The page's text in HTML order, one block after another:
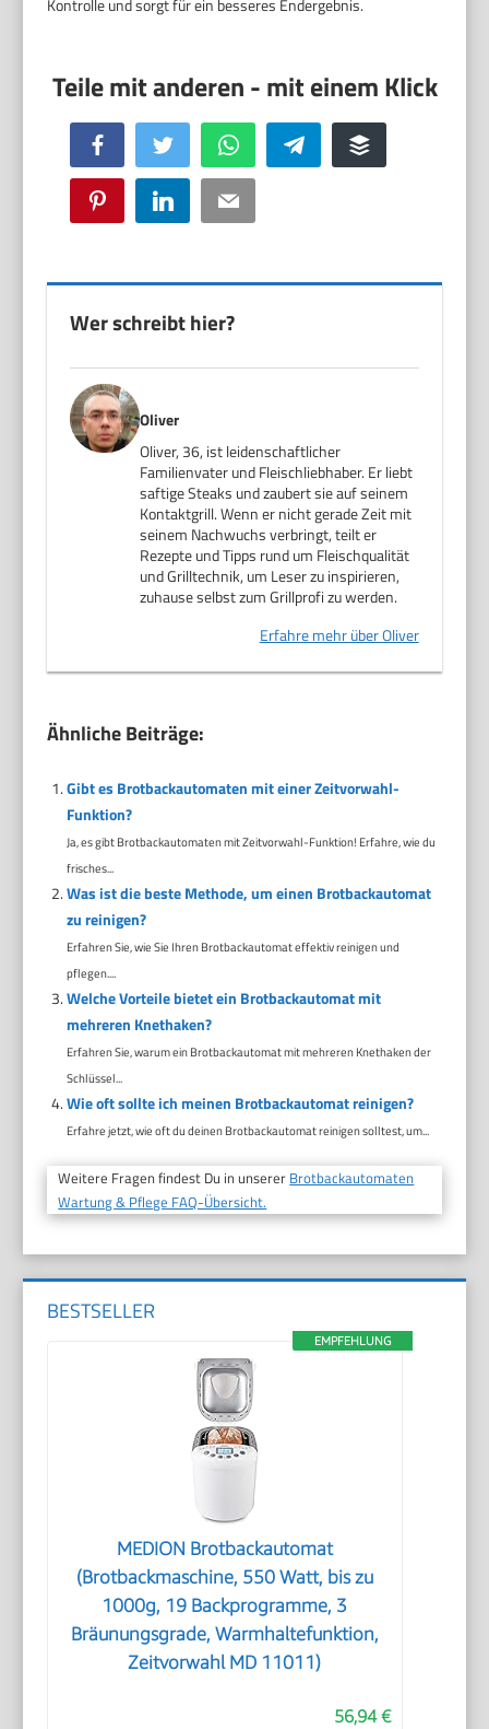
Facebook Twitter WhatsApp Telegram Buffer
Pinterest LinkedIn Email
Wer schreibt hier?
Oliver
Oliver, 36, ist leidenschaftlicher
Familienvater und Fleischliebhaber. Er liebt
saftige Steaks und zaubert sie auf seinem
Kontaktgrill. Wenn er nicht gerade Zeit mit
seinem Nachwuchs verbringt, teilt er
Rezepte und Tipps rund um Fleischqualität
und Grilltechnik, um Leser zu inspirieren,
zuhause selbst zum Grillprofi zu werden.
Erfahre mehr über Oliver
Ähnliche Beiträge:
Gibt es Brotbackautomaten mit einer Zeitvorwahl-
Funktion?
Ja, es gibt Brotbackautomaten mit Zeitvorwahl-Funktion! Erfahre, wie du
frisches...
Was ist die beste Methode, um einen Brotbackautomat
zu reinigen?
Erfahren Sie, wie Sie Ihren Brotbackautomat effektiv reinigen und
pflegen....
Welche Vorteile bietet ein Brotbackautomat mit
mehreren Knethaken?
Erfahren Sie, warum ein Brotbackautomat mit mehreren Knethaken der
Schlüssel...
Wie oft sollte ich meinen Brotbackautomat reinigen?
Erfahre jetzt, wie oft du deinen Brotbackautomat reinigen solltest, um...
Weitere Fragen findest Du in unserer Brotbackautomaten
Wartung & Pflege FAQ-Übersicht.
BESTSELLER
EMPFEHLUNG
MEDION Brotbackautomat
(Brotbackmaschine, 550 Watt, bis zu
1000g, 19 Backprogramme, 3
Bräunungsgrade, Warmhaltefunktion,
Zeitvorwahl MD 11011)
56,94 €